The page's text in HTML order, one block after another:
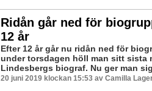
Ridån går ned för
12 år
Efter 12 år går nu ridån ned för
under torsdagen höll man sitt sista
Lindesbergs biograf. Nu ger man
20 juni 2019 klockan 15:53 av Camilla